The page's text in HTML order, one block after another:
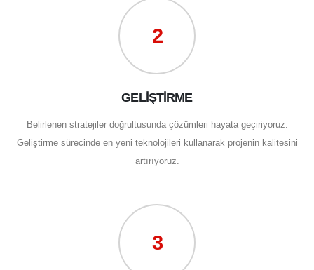
2
GELİŞTİRME
Belirlenen stratejiler doğrultusunda çözümleri hayata geçiriyoruz.
Geliştirme sürecinde en yeni teknolojileri kullanarak projenin kalitesini
artırıyoruz.
3